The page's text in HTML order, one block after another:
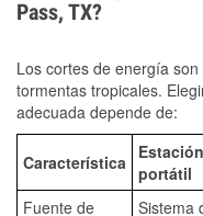
Pass, TX?
Los cortes de energía
tormentas tropicales.
adecuada depende de:
Característica portátil
Fuente de Sistema